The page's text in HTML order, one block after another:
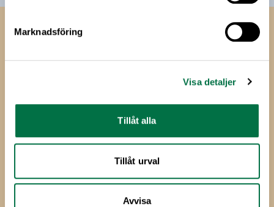
Marknadsföring
Visa detaljer
Tillåt alla
Tillåt urval
Avvisa
Livsmedels­företagen
Livsmedelsföretagen
E-post:info@li.se
Kontakt